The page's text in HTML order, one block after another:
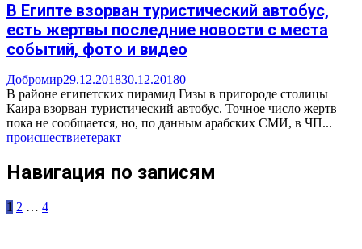
В Египте взорван туристический автобус,
есть жертвы последние новости с места
событий, фото и видео
Добромир29.12.201830.12.20180
В районе египетских пирамид Гизы в пригороде столицы
Каира взорван туристический автобус. Точное число жертв
пока не сообщается, но, по данным арабских СМИ, в ЧП...
происшествиетеракт
Навигация по записям
1 2 … 4